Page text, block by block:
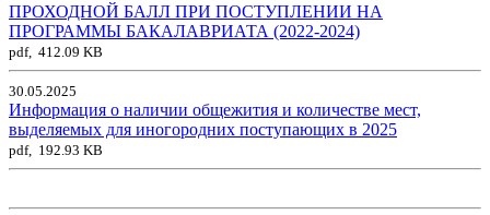
ПРОХОДНОЙ БАЛЛ ПРИ ПОСТУПЛЕНИИ НА
ПРОГРАММЫ БАКАЛАВРИАТА (2022-2024)
pdf, 412.09 KB
30.05.2025
Информация о наличии общежития и количестве мест,
выделяемых для иногородних поступающих в 2025
pdf, 192.93 KB